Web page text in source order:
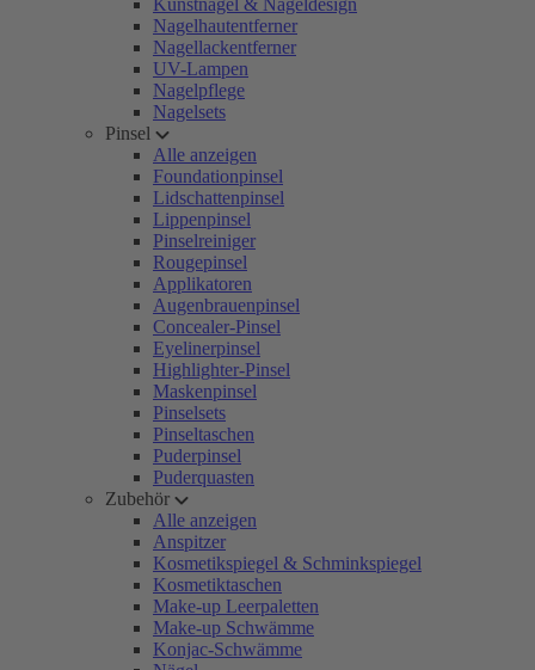
Kunstnägel & Nageldesign
Nagelhautentferner
Nagellackentferner
UV-Lampen
Nagelpflege
Nagelsets
Pinsel
Alle anzeigen
Foundationpinsel
Lidschattenpinsel
Lippenpinsel
Pinselreiniger
Rougepinsel
Applikatoren
Augenbrauenpinsel
Concealer-Pinsel
Eyelinerpinsel
Highlighter-Pinsel
Maskenpinsel
Pinselsets
Pinseltaschen
Puderpinsel
Puderquasten
Zubehör
Alle anzeigen
Anspitzer
Kosmetikspiegel & Schminkspiegel
Kosmetiktaschen
Make-up Leerpaletten
Make-up Schwämme
Konjac-Schwämme